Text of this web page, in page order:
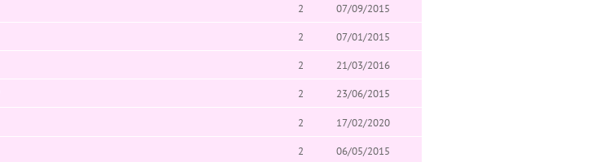
2 07/09/2015
2 07/01/2015
2 21/03/2016
2 23/06/2015
2 17/02/2020
2 06/05/2015